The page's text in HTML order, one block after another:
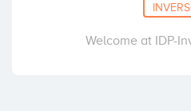
Welcome at IDP-